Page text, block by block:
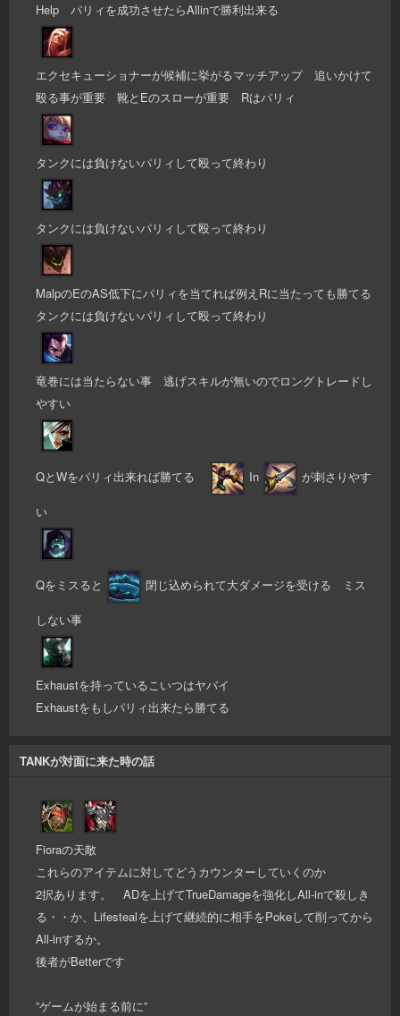
Help パリィを成功させたらAllinで勝利出来る
エクセキューショナーが候補に挙がるマッチアップ 追いかけて
殴る事が重要 靴とEのスローが重要 Rはパリィ
タンクには負けないパリィして殴って終わり
タンクには負けないパリィして殴って終わり
MalpのEのAS低下にパリィを当てれば例えRに当たっても勝てる
タンクには負けないパリィして殴って終わり
竜巻には当たらない事 逃げスキルが無いのでロングトレードし
やすい
QとWをパリィ出来れば勝てる In が刺さりやす
い
Qをミスると 閉じ込められて大ダメージを受ける ミス
しない事
Exhaustを持っているこいつはヤバイ
Exhaustをもしパリィ出来たら勝てる
TANKが対面に来た時の話
Fioraの天敵
これらのアイテムに対してどうカウンターしていくのか
2択あります。 ADを上げてTrueDamageを強化しAll-inで殺しき
る・・か、Lifestealを上げて継続的に相手をPokeして削ってから
All-inするか。
後者がBetterです
”ゲームが始まる前に”